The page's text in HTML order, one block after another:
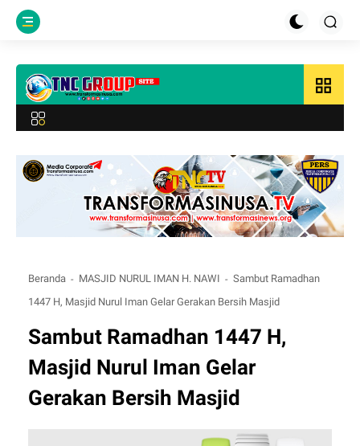
grid_view
Beranda MASJID NURUL IMAN H. NAWI
Sambut Ramadhan
1447 H, Masjid Nurul Iman Gelar Gerakan Bersih Masjid
Sambut Ramadhan 1447 H,
Masjid Nurul Iman Gelar
Gerakan Bersih Masjid